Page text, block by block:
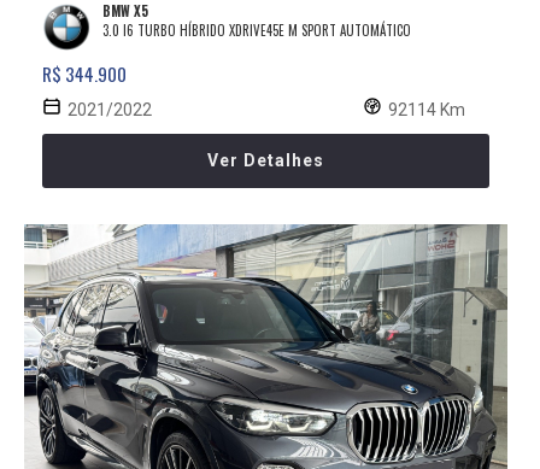
BMW X5
3.0 I6 TURBO HÍBRIDO XDRIVE45E M SPORT AUTOMÁTICO
R$ 344.900
2021/2022 92114 Km
Ver Detalhes